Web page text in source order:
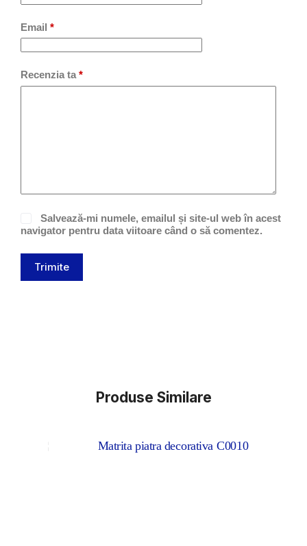
Email *
Recenzia ta *
Salvează-mi numele, emailul și site-ul web în acest
navigator pentru data viitoare când o să comentez.
Trimite
Produse Similare